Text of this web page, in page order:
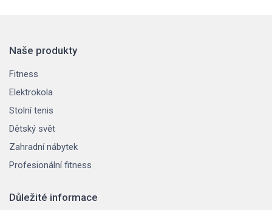
Naše produkty
Fitness
Elektrokola
Stolní tenis
Dětský svět
Zahradní nábytek
Profesionální fitness
Důležité informace